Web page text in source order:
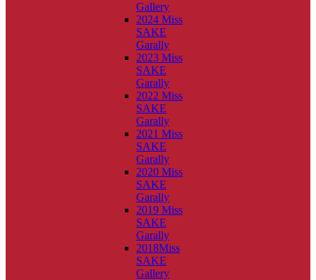
Gallery
2024 Miss
SAKE
Garally
2023 Miss
SAKE
Garally
2022 Miss
SAKE
Garally
2021 Miss
SAKE
Garally
2020 Miss
SAKE
Garally
2019 Miss
SAKE
Garally
2018Miss
SAKE
Gallery